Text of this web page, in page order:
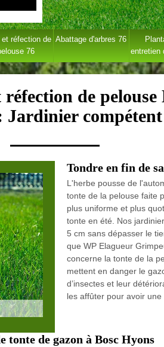
et réfection de
76
Abattage d'arbres 76
entretien
de pelouse
Jardinier compétent
Tondre en fin de
L'herbe pousse de
tonte de la pelouse faite
plus uniforme et plus
tonte en été. Nos
5 cm sans dépasser le
que WP Elagueur
concerne la tonte de la
mettent en danger le
d’insectes et leur
les affûter pour avoir une
de gazon à Bosc Hyons